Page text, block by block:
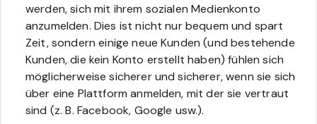
werden, sich mit ihrem sozialen Medienkonto
anzumelden. Dies ist nicht nur bequem und spart
Zeit, sondern einige neue Kunden (und bestehende
Kunden, die kein Konto erstellt haben) fühlen sich
möglicherweise sicherer und sicherer, wenn sie sich
über eine Plattform anmelden, mit der sie vertraut
sind (z. B. Facebook, Google usw.).